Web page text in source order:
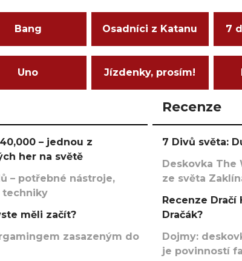
Bang Osadníci z Katanu 7
Uno Jízdenky, prosím!
– jednou z
her na světě
– potřebné nástroje,
techniky
měli začít?
zasazeným do
Recenze
7 Divů světa:
Deskovka The
ze světa
Recenze
Dračák?
Dojmy:
je povinností